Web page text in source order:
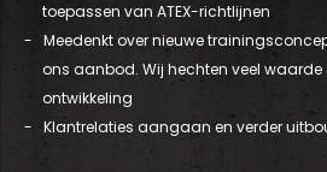
toepassen van ATEX-richtlijnen
Meedenkt over nieuwe
ons aanbod. Wij hechten veel
ontwikkeling
Klantrelaties aangaan en verder